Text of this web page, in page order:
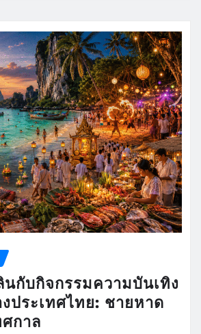
นกับกิจกรรมความบันเทิง
ประเทศไทย: ชายหาด
กาล